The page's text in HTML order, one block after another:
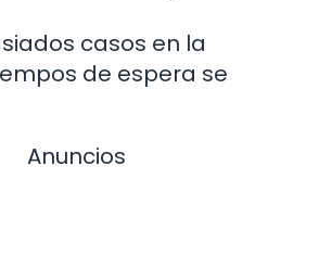
casos en la
de espera se
Anuncios